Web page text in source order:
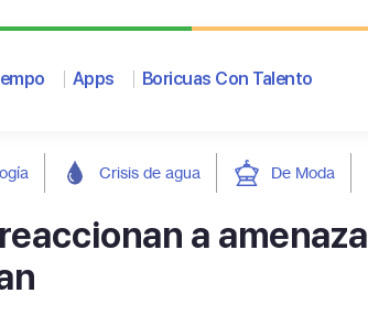
Apps Boricuas Con Talento
Crisis de agua De Moda
a amenaza